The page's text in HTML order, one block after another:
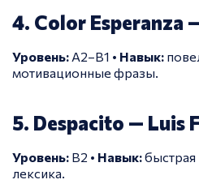
4. Color Esperanza
Уровень: A2–B1 • Навык:
мотивационные фразы.
5. Despacito — Luis
Уровень: B2 • Навык:быстрая
лексика.